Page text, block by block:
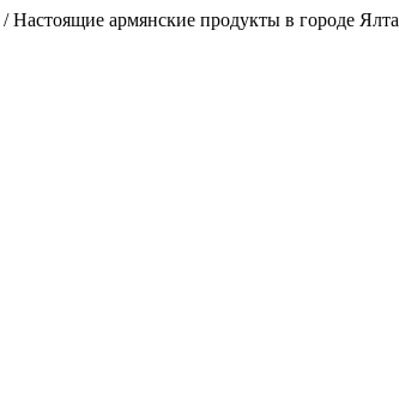
/Настоящие армянские продукты в городе Ялта